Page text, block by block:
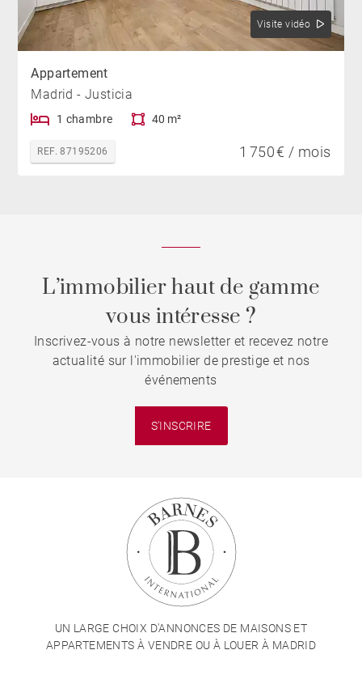
Visite vidéo
Appartement
Madrid - Justicia
1 chambre 40 m²
REF. 87195206 1 750 € / mois
L’immobilier haut de gamme
vous intéresse ?
Inscrivez-vous à notre newsletter et recevez notre
actualité sur l'immobilier de prestige et nos
événements
S'INSCRIRE
UN LARGE CHOIX D'ANNONCES DE MAISONS ET
APPARTEMENTS À VENDRE OU À LOUER À MADRID